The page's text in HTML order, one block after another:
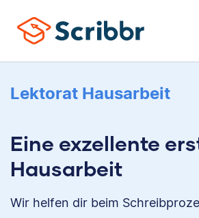
Lektorat Hausarbeit
Eine exzellente
Hausarbeit
Wir helfen dir beim